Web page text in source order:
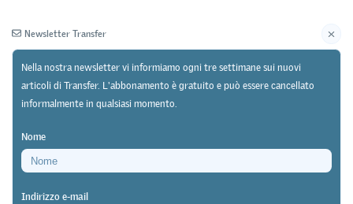
Newsletter Archivio
08/03/24
Newsletter Transfer
Nella nostra newsletter vi informiamo ogni tre settimane sui nuovi
articoli di Transfer. L'abbonamento è gratuito e può essere cancellato
informalmente in qualsiasi momento.
Nome
Indirizzo e-mail